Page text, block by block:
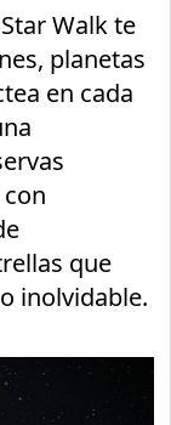
Walk te
planetas
en cada
que
inolvidable.